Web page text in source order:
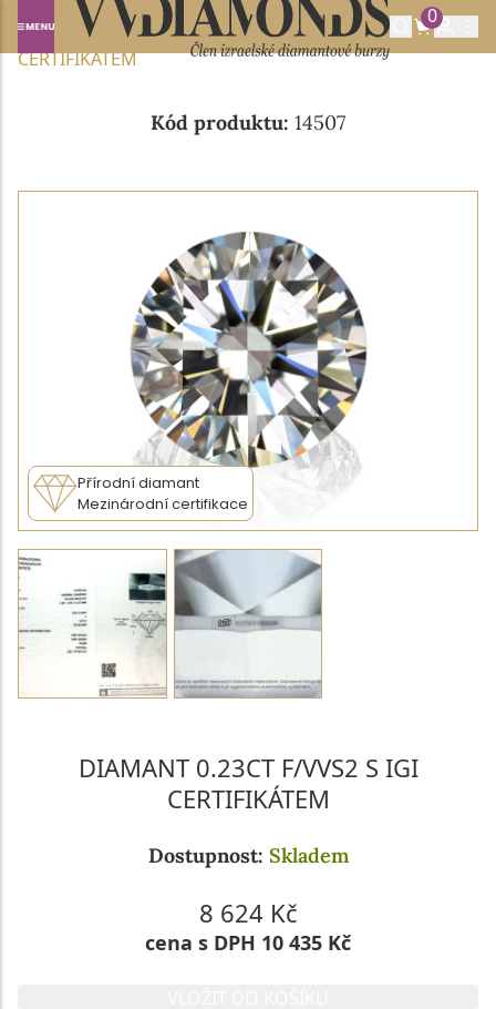
0
Domů NABÍDKA DIAMANTŮ
0.23CT F/VVS2 S IGI
CERTIFIKÁTEM
Kód produktu: 14507
Přírodní diamant
Mezinárodní certifikace
DIAMANT 0.23CT F/VVS2 S IGI
CERTIFIKÁTEM
Dostupnost: Skladem
8 624 Kč
cena s DPH 10 435 Kč